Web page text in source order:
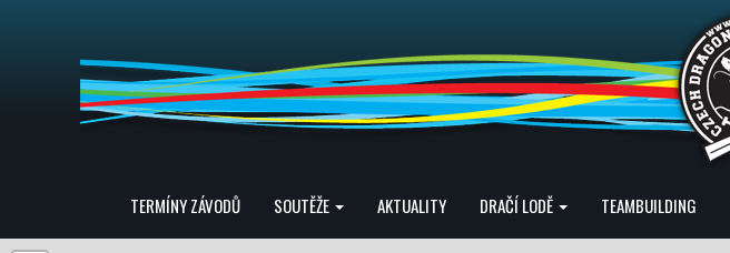
TERMÍNY ZÁVODŮ SOUTĚŽE AKTUALITY DRAČÍ LODĚ TEAMBUILDING